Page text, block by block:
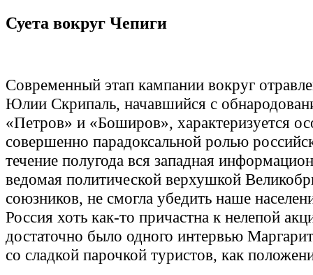
Суета вокруг Чепиги
Современный этап кампании вокруг
Юлии Скрипаль, начавшийся с
«Петров» и «Боширов», характеризуется
совершенно парадоксальной ролью
течение полугода вся западная
ведомая политической верхушкой
союзников, не смогла убедить наше
Россия хоть как-то причастна к нелепой
достаточно было одного интервью
со сладкой парочкой туристов, как